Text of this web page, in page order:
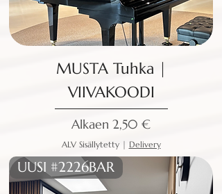
MUSTA Tuhka |
VIIVAKOODI
Alkaen 2,50 €
Alehinta
ALV Sisällytetty| Delivery
UUSI #2226BAR